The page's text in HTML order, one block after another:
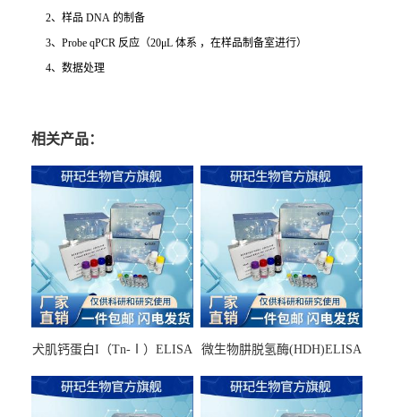
2、样品 DNA 的制备
3、Probe qPCR 反应（20μL 体系 ，在样品制备室进行）
4、数据处理
相关产品：
犬肌钙蛋白I（Tn-Ⅰ）ELISA
微生物肼脱氢酶(HDH)ELISA